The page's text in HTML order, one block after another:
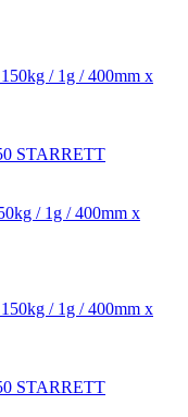
/ 1g / 400mm x
STARRETT
/ 1g / 400mm x
/ 1g / 400mm x
STARRETT